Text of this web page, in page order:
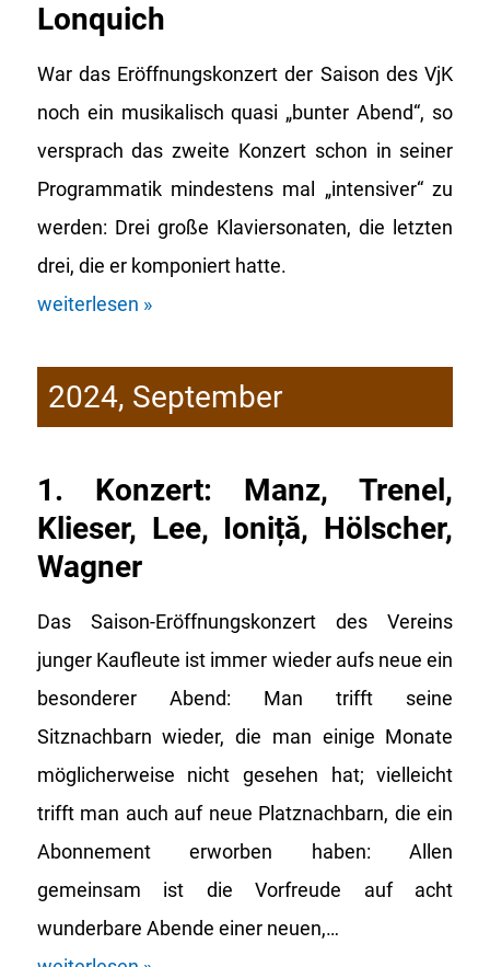
Lonquich
War das Eröffnungskonzert der Saison des VjK
noch ein musikalisch quasi „bunter Abend“, so
versprach das zweite Konzert schon in seiner
Programmatik mindestens mal „intensiver“ zu
werden: Drei große Klaviersonaten, die letzten
drei, die er komponiert hatte.
weiterlesen »
2024, September
1. Konzert: Manz, Trenel,
Klieser, Lee, Ioniță, Hölscher,
Wagner
Das Saison-Eröffnungskonzert des Vereins
junger Kaufleute ist immer wieder aufs neue ein
besonderer Abend: Man trifft seine
Sitznachbarn wieder, die man einige Monate
möglicherweise nicht gesehen hat; vielleicht
trifft man auch auf neue Platznachbarn, die ein
Abonnement erworben haben: Allen
gemeinsam ist die Vorfreude auf acht
wunderbare Abende einer neuen,…